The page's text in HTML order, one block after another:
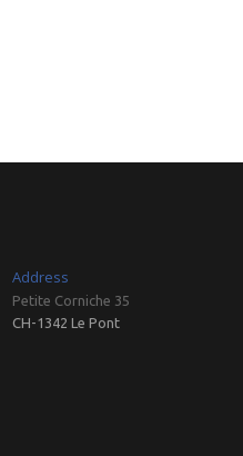
Address
Petite Corniche 35
CH-1342 Le Pont